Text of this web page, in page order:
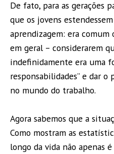
De fato, para as gerações
que os jovens
aprendizagem: era comum
em geral – considerarem
indefinidamente era uma
responsabilidades” e dar
no mundo do trabalho.
Agora sabemos que a
Como mostram as
longo da vida não apenas